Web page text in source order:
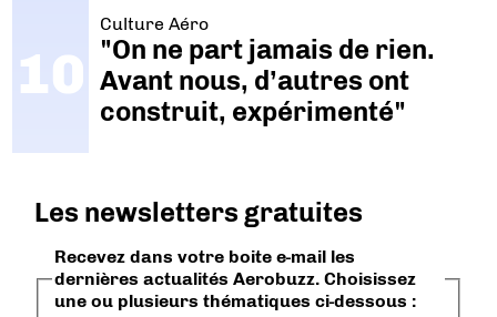
Culture Aéro
"On ne part jamais de rien.
Avant nous, d’autres ont
construit, expérimenté"
Les newsletters gratuites
Recevez dans votre boite e-mail les
dernières actualités Aerobuzz. Choisissez
une ou plusieurs thématiques ci-dessous :